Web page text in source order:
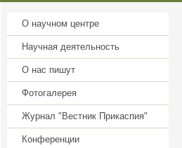
О научном центре
Научная деятельность
О нас пишут
Фотогалерея
Журнал "Вестник Прикаспия"
Конференции